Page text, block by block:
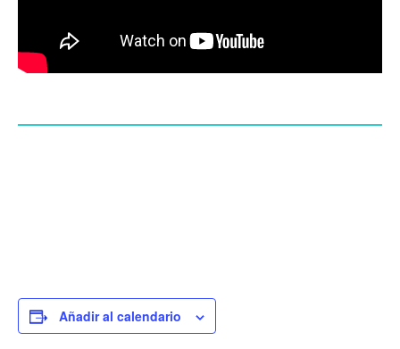
Añadir al calendario